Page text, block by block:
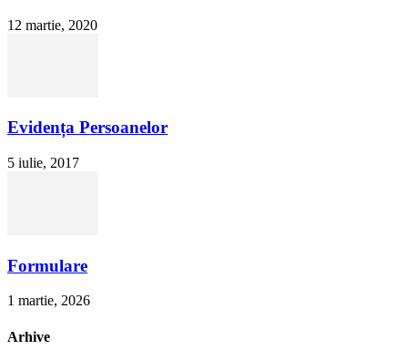
12 martie, 2020
Evidența Persoanelor
5 iulie, 2017
Formulare
1 martie, 2026
Arhive